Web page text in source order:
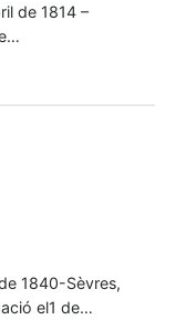
de 1814 –
1840-Sèvres,
el1 de…